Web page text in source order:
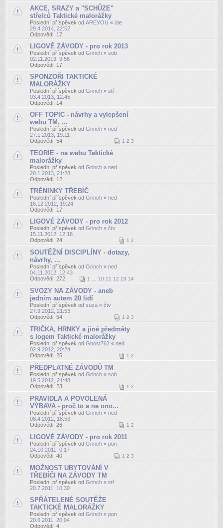
AKCE, SRAZY a "SCHŮZE"
střelců Taktické malorážky
Poslední příspěvek od AREYOU « úte
29.4.2014, 22:52
Odpovědi: 17
LIGOVÉ ZÁVODY - pro rok 2013
Poslední příspěvek od Grinch « sob
02.11.2013, 9:56
Odpovědi: 17
SPONZOŘI TAKTICKÉ
MALORÁŽKY
Poslední příspěvek od Grinch « stř
03.4.2013, 12:45
Odpovědi: 14
OFF TOPIC - návrhy a vylepšení
webu TM, ...
Poslední příspěvek od Grinch « ned
27.1.2013, 19:11
Odpovědi: 54 1 2 3
TEORIE - na webu Taktické
malorážky
Poslední příspěvek od Grinch « ned
20.1.2013, 21:28
Odpovědi: 12
TRÉNINKY TŘEBÍČ
Poslední příspěvek od Grinch « ned
16.12.2012, 19:24
Odpovědi: 17
LIGOVÉ ZÁVODY - pro rok 2012
Poslední příspěvek od Grinch « čtv
15.11.2012, 12:18
Odpovědi: 24 1 2
SOUTĚŽNÍ DISCIPLÍNY - dotazy,
návrhy, ...
Poslední příspěvek od Grinch « ned
04.11.2012, 12:43
Odpovědi: 272 1 10 11 12 13 14
SVOZY NA ZÁVODY - aneb
jedním autem 20 lidí
Poslední příspěvek od suza « čtv
27.9.2012, 21:53
Odpovědi: 54 1 2 3
TRIČKA, HRNKY a jiné předměty
s logem Taktické malorážky
Poslední příspěvek od Ghost762 « ned
02.9.2012, 20:24
Odpovědi: 25 1 2
PŘEDPLATNÉ ZÁVODŮ TM
Poslední příspěvek od Grinch « sob
19.5.2012, 21:48
Odpovědi: 23 1 2
PRAVIDLA A POVOLENÁ
VÝBAVA - proč to a ne ono...
Poslední příspěvek od Grinch « ned
08.4.2012, 18:53
Odpovědi: 26 1 2
LIGOVÉ ZÁVODY - pro rok 2011
Poslední příspěvek od Grinch « pon
24.10.2011, 0:17
Odpovědi: 40 1 2 3
MOŽNOST UBYTOVÁNÍ V
TŘEBÍČI NA ZÁVODY TM
Poslední příspěvek od Grinch « stř
20.7.2011, 10:30
SPŘÁTELENÉ SOUTĚŽE
TAKTICKÉ MALORÁŽKY
Poslední příspěvek od Grinch « pon
20.6.2011, 20:04
Odpovědi: 4